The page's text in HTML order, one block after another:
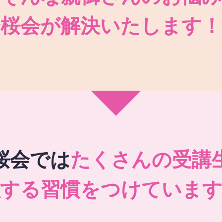
会が解決いたします！
会ではたくさんの受講
る習慣をつけています